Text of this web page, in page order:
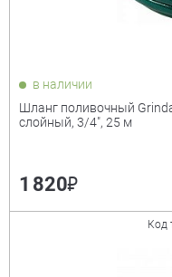
Grinda
Ани пласт
Сибртех
в наличии
Шланг поливочный
слойный, 3/4", 25 м
1 820₽
Код